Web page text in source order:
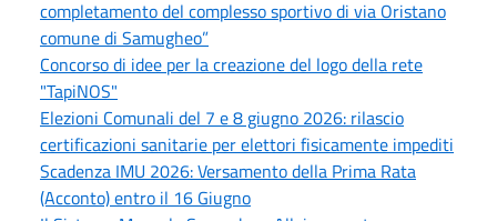
completamento del complesso sportivo di via Oristano
comune di Samugheo”
Concorso di idee per la creazione del logo della rete
"TapiNOS"
Elezioni Comunali del 7 e 8 giugno 2026: rilascio
certificazioni sanitarie per elettori fisicamente impediti
Scadenza IMU 2026: Versamento della Prima Rata
(Acconto) entro il 16 Giugno